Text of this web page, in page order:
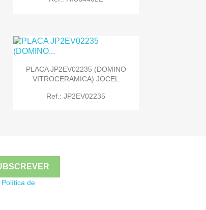
PLACA JP2EV02235 (DOMINO
VITROCERAMICA) JOCEL
Ref.: JP2EV02235

Política de